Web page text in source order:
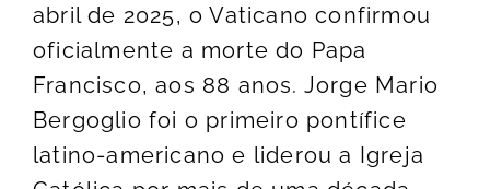
abril de 2025, o Vaticano confirmou
oficialmente a morte do Papa
Francisco, aos 88 anos. Jorge Mario
Bergoglio foi o primeiro pontífice
latino-americano e liderou a Igreja